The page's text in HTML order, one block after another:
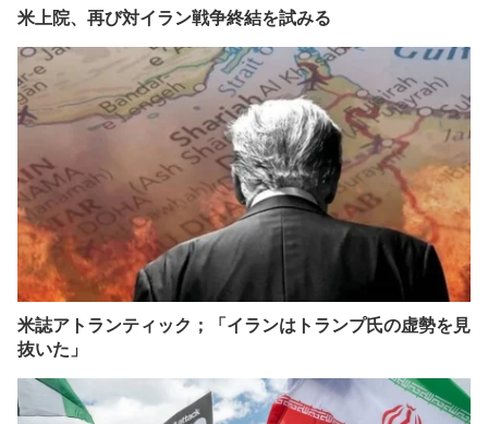
米上院、再び対イラン戦争終結を試みる
米誌アトランティック；「イランはトランプ氏の虚勢を見
抜いた」